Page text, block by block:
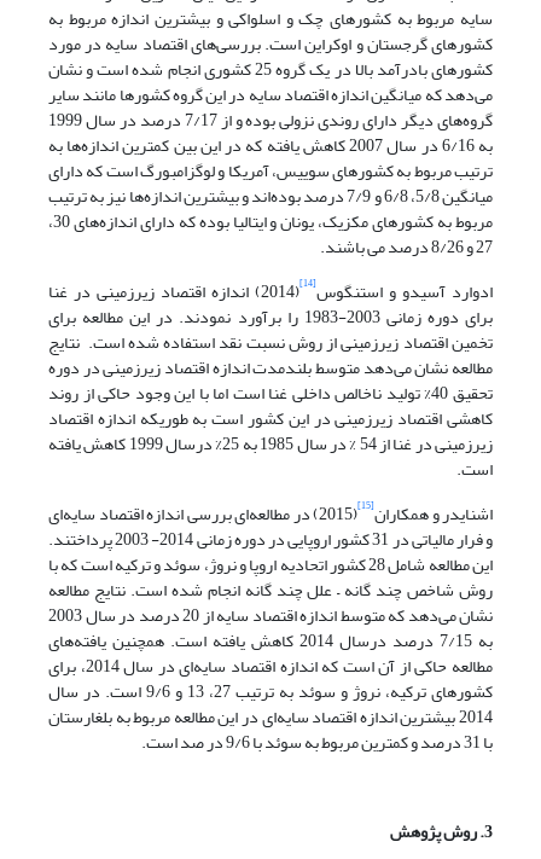
سایه مربوط به کشورهای چک و اسلواکی و بیشترین اندازه مربوط به
کشورهای گرجستان و اوکراین است. بررسی‌های اقتصاد سایه در مورد
کشورهای بادرآمد بالا در یک گروه 25 کشوری انجام شده است و نشان
می‌دهد که میانگین اندازه اقتصاد سایه در این گروه کشورها مانند سایر
گروه‌های دیگر دارای روندی نزولی بوده و از 7/17 درصد در سال 1999
به 6/16 در سال 2007 کاهش یافته که در این بین کمترین اندازه‌ها به
ترتیب مربوط به کشورهای سوییس، آمریکا و لوگزامبورگ است که دارای
میانگین 5/8، 6/8 و 7/9 درصد بوده‌اند و بیشترین اندازه‌ها نیز به ترتیب
مربوط به کشورهای مکزیک، یونان و ایتالیا بوده که دارای اندازه‌های 30،
27 و 8/26 درصد می باشند.
ادوارد آسیدو و استنگوس[14] (2014) اندازه اقتصاد زیرزمینی در غنا
برای دوره زمانی 2003-1983 را برآورد نمودند. در این مطالعه برای
تخمین اقتصاد زیرزمینی از روش نسبت نقد استفاده شده است. نتایج
مطالعه نشان می‌دهد متوسط بلندمدت اندازه اقتصاد زیرزمینی در دوره
تحقیق 40% تولید ناخالص داخلی غنا است اما با این وجود حاکی از روند
کاهشی اقتصاد زیرزمینی در این کشور است به ‌طوریکه اندازه اقتصاد
زیرزمینی در غنا از 54 % در سال 1985 به 25% درسال 1999 کاهش یافته
است.
اشنایدر و همکاران[15] (2015) در مطالعه‌ای بررسی اندازه اقتصاد سایه‌ای
و فرار مالیاتی در 31 کشور اروپایی در دوره زمانی 2014- 2003 پرداختند.
این مطالعه شامل 28 کشور اتحادیه اروپا و نروژ، سوئد و ترکیه است که با
روش شاخص چند گانه – علل چند گانه انجام شده است. نتایج مطالعه
نشان می‌دهد که متوسط اندازه اقتصاد سایه از 20 درصد در سال 2003
به 7/15 درصد درسال 2014 کاهش یافته است. همچنین یافته‌های
مطالعه حاکی از آن است که اندازه اقتصاد سایه‌ای در سال 2014، برای
کشور‌های ترکیه، نروژ و سوئد به ترتیب 27، 13 و 9/6 است. در سال
2014 بیشترین اندازه اقتصاد سایه‌ای در این مطالعه مربوط به بلغارستان
با 31 درصد و کمترین مربوط به سوئد با 9/6 در صد است.
3. روش پژوهش